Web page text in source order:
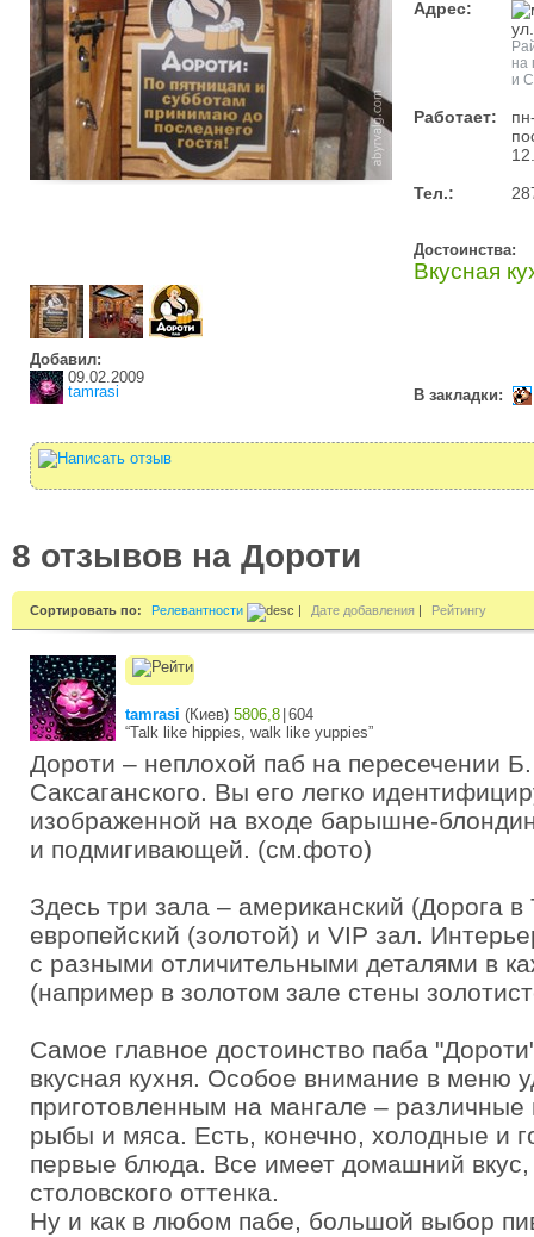
Адрес:
на
и
Работает:
Тел.:
Достоинства:
Вкусная
Добавил:
09.02.2009
tamrasi
В закладки:
8 отзывов на Дороти
Сортировать по: Релевантности Дате добавления Рейтингу
tamrasi (Киев) 5806,8 604
“Talk like hippies, walk like yuppies”
Дороти – неплохой паб на пересечении
Саксаганского. Вы его легко
изображенной на входе барышне-
и подмигивающей. (см.фото)
Здесь три зала – американский (Дорога в
европейский (золотой) и VIP зал.
с разными отличительными деталями в
(например в золотом зале стены
Самое главное достоинство паба
вкусная кухня. Особое внимание в меню
приготовленным на мангале –
рыбы и мяса. Есть, конечно, холодные и
первые блюда. Все имеет домашний вкус,
столовского оттенка.
Ну и как в любом пабе, большой выбор